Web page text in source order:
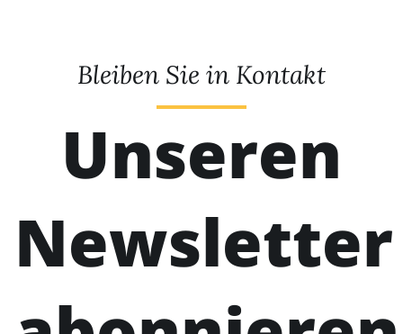
Bleiben Sie in Kontakt
Unseren
Newsletter